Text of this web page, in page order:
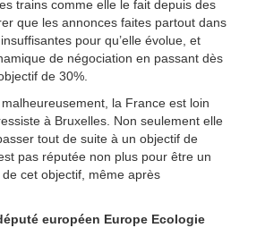
trains comme elle le fait depuis des
que les annonces faites partout dans
pour qu’elle évolue, et
de négociation en passant dès
de 30%.
malheureusement, la France est loin
à Bruxelles. Non seulement elle
tout de suite à un objectif de
pas réputée non plus pour être un
cet objectif, même après
européen Europe Ecologie